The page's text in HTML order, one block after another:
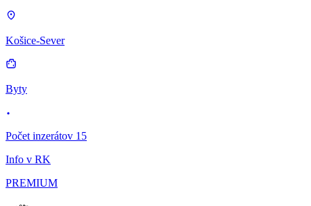
Košice-Sever
Byty
Počet inzerátov 15
Info v RK
PREMIUM